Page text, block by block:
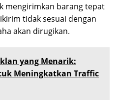
mengirimkan barang tepat
tidak sesuai dengan
akan dirugikan.
yang Menarik:
Meningkatkan Traffic